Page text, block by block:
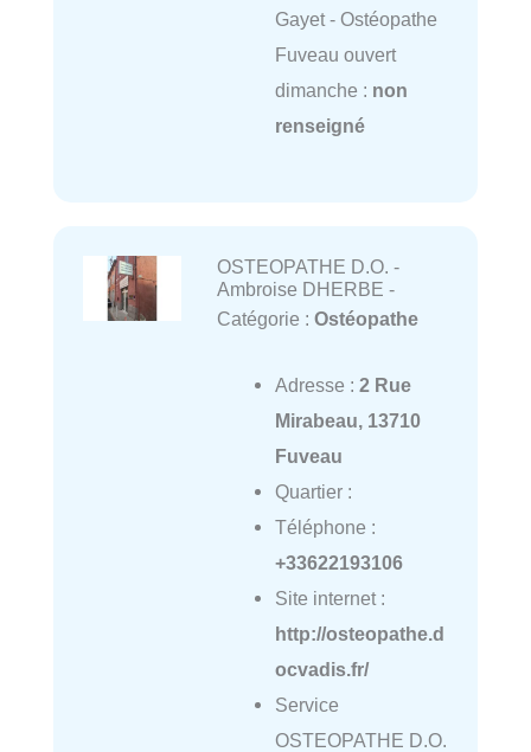
Gayet - Ostéopathe
Fuveau ouvert
dimanche : non
renseigné
OSTEOPATHE D.O. -
Ambroise DHERBE -
Catégorie : Ostéopathe
Adresse : 2 Rue
Mirabeau, 13710
Fuveau
Quartier :
Téléphone :
+33622193106
Site internet :
http://osteopathe.d
ocvadis.fr/
Service
OSTEOPATHE D.O.